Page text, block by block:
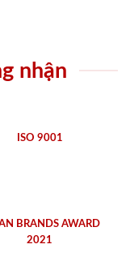
nhận
ISO 9001
BRANDS AWARD
2021